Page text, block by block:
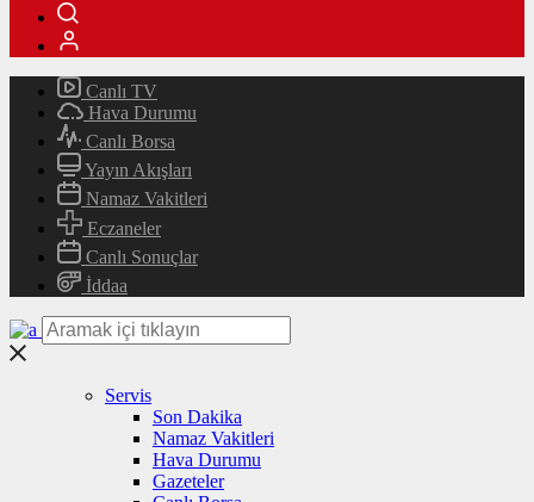
Canlı TV
Hava Durumu
Canlı Borsa
Yayın Akışları
Namaz Vakitleri
Eczaneler
Canlı Sonuçlar
İddaa
Servis
Son Dakika
Namaz Vakitleri
Hava Durumu
Gazeteler